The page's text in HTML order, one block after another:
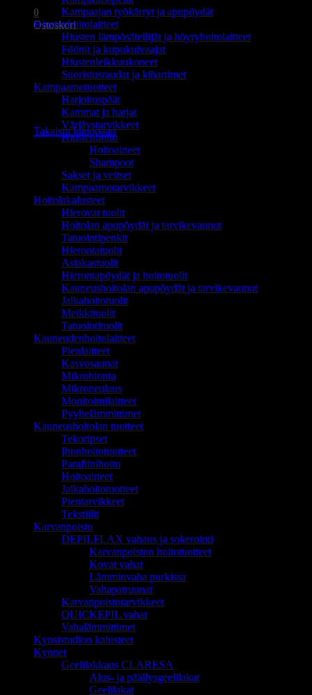
0
Ostoskori
Ostoskori on tyhjä.
Takaisin kauppaan
Kampaajan työkärryt ja apupöydät
Hiustenhoitolaitteet
Hiusten lämpösäteilijät ja höyryhoitolaitteet
Föönit ja kupukuivaajat
Hiustenleikkuukoneet
Suoristusraudat ja kihartimet
Kampaamotuotteet
Harjoituspäät
Kammat ja harjat
Värjäystarvikkeet
Hiustenhoito
Hoitoaineet
Shampoot
Sakset ja veitset
Kampaamotarvikkeet
Hoitolakalusteet
Hierovat tuolit
Hoitolan apupöydät ja tarvikevaunut
Tatuointipenkit
Hierontatuolit
Asiakastuolit
Hierontapöydät ja hoitotuolit
Kauneushoitolan apupöydät ja tarvikevaunut
Jalkahoitotuolit
Meikkituolit
Tatuointituolit
Kauneudenhoitolaitteet
Pienlaitteet
Kasvosaunat
Mikrohionta
Mikroneulaus
Monitoimilaitteet
Pyyhelämmittimet
Kauneushoitolan tuotteet
Tekoripset
Ihonhoitotuotteet
Parafiinihoito
Hoitoaineet
Jalkahoitotuotteet
Pientarvikkeet
Tekstiilit
Karvanpoisto
DEPILFLAX vahaus ja sokerointi
Karvanpoiston hoitotuotteet
Kovat vahat
Lämminvaha purkissa
Vahapatruunat
Karvanpoistotarvikkeet
QUICKEPIL vahat
Vahalämmittimet
Kynsistudion kalusteet
Kynnet
Geelilakkaus CLARESA
Alus- ja päällysgeelilakat
Geelilakat